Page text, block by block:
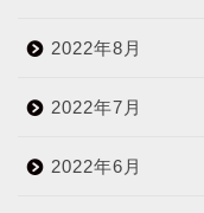
2022年8月
2022年7月
2022年6月